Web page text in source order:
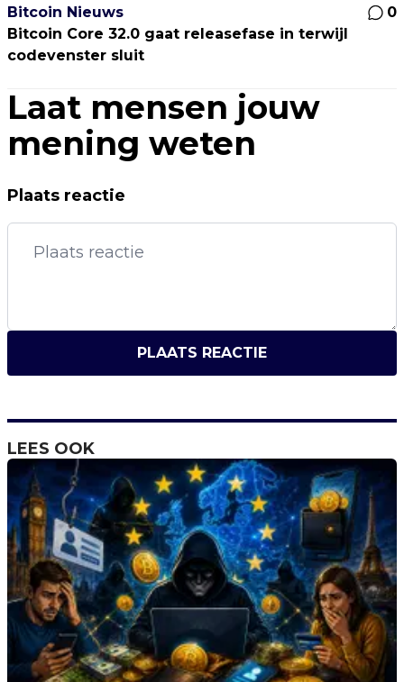
Bitcoin Nieuws
0
Bitcoin Core 32.0 gaat releasefase in terwijl
codevenster sluit
Laat mensen jouw
mening weten
Plaats reactie
PLAATS REACTIE
LEES OOK